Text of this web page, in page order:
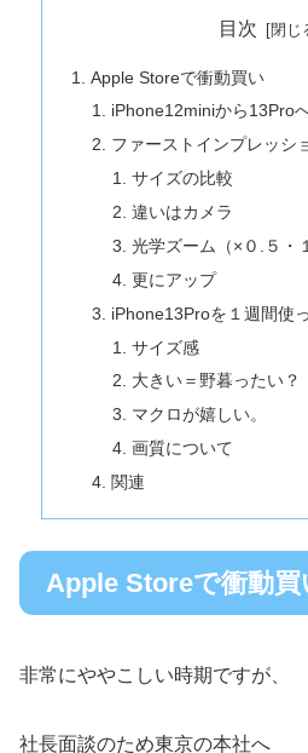
目次
Apple Storeで衝動買い
iPhone12miniから13Pro
ファーストインプレッシ
サイズの比較
違いはカメラ
光学ズーム（×０.５・
更にアップ
iPhone13Proを１週間使
サイズ感
大きい＝野暮ったい？
マクロが嬉しい。
画質について
関連
Apple Storeで衝動買
非常にややこしい時期ですが、
社長面談のため東京の本社へ